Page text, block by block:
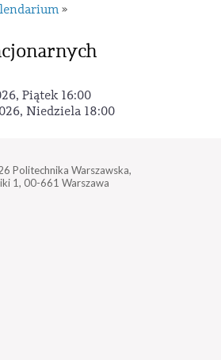
»
Piątek 16:00
Niedziela 18:00
Politechnika Warszawska,
1, 00-661 Warszawa